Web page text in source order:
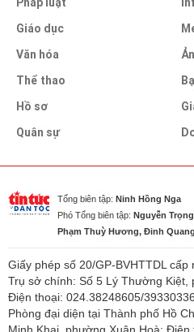
Pháp luật
Giáo dục
Văn hóa
Thể thao
Hồ sơ
Quân sự
Tổng biên tập: Ninh Hồng Nga
Phó Tổng biên tập: Nguyễn
Phạm Thuỳ Hương, Đinh
Giấy phép số 20/GP-BVHTTDL cấp
Trụ sở chính: Số 5 Lý Thường Kiệt,
Điện thoại: 024.38248605/
Phòng đại diện tại Thành phố Hồ